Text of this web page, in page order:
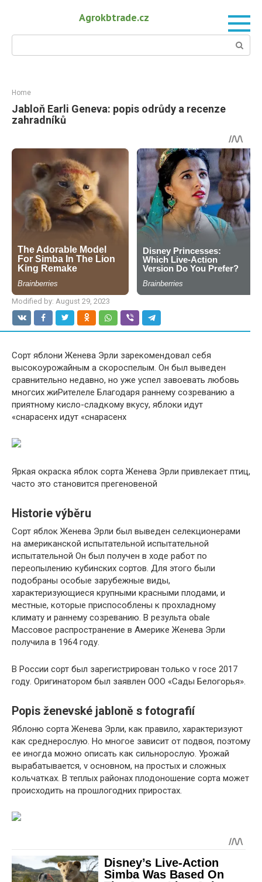
Agrokbtrade.cz
Home
Jabloň Earli Geneva: popis odrůdy a recenze
zahradníků
Modified by: August 29, 2023
Сорт яблони Женева Эрли зарекомендовал себя
высокоурожайным a скороспелым. Он был выведен
сравнительно недавно, но уже успел завоевать любовь
многсих жиРителеле Благодаря раннему созреванию a
приятному кисло-сладкому вкусу, яблоки идут
«снарасенх идут «снарасенх
Яркая окраска яблок сорта Женева Эрли привлекает птиц,
часто это становится прегеновеной
Historie výběru
Сорт яблок Женева Эрли был выведен селекционерами
на американской испытательной испытательной
испытательной Он был получен в ходе работ по
переопылению кубинских сортов. Для этого были
подобраны особые зарубежные виды,
характеризующиеся крупными красными плодами, и
местные, которые приспособлены к прохладному
климату и раннему созреванию. В результа obale
Массовое распространение в Америке Женева Эрли
получила в 1964 году.
В России сорт был зарегистрирован только v roce 2017
году. Оригинатором был заявлен ООО «Сады Белогорья».
Popis ženevské jabloně s fotografií
Яблоню сорта Женева Эрли, как правило, характеризуют
как среднерослую. Но многое зависит от подвоя, поэтому
ее иногда можно описать как сильнорослую. Урожай
вырабатывается, v основном, на простых и сложных
кольчатках. В теплых районах плодоношение сорта может
происходить на прошлогодних приростах.